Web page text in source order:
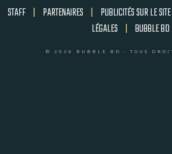
STAFF | PARTENAIRES | PUBLICITÉS SUR LE SITE
LÉGALES | BUBBLE BD
© 2026 BUBBLE BD - TOUS